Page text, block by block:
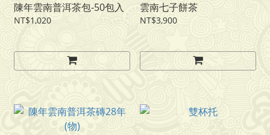
陳年雲南普洱茶包-50包入
NT$1,020
雲南七子餅茶
NT$3,900